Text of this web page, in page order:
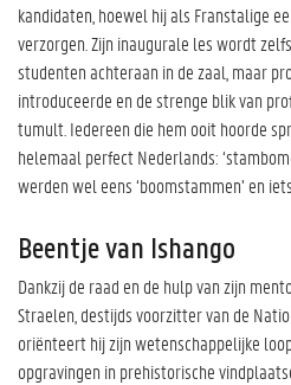
kandidaten, hoewel hij als Franstalige
verzorgen. Zijn inaugurale les wordt
studenten achteraan in de zaal, maar
introduceerde en de strenge blik van
tumult. Iedereen die hem ooit hoorde
helemaal perfect Nederlands:
werden wel eens ‘boomstammen’ en
Beentje van Ishango
Dankzij de raad en de hulp van zijn
Straelen, destijds voorzitter van de
oriënteert hij zijn wetenschappelijke
opgravingen in prehistorische